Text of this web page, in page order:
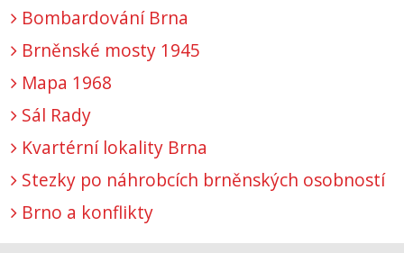
Bombardování Brna
Brněnské mosty 1945
Mapa 1968
Sál Rady
Kvartérní lokality Brna
Stezky po náhrobcích brněnských osobností
Brno a konflikty